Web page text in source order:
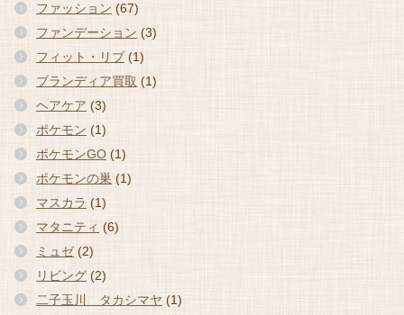
ファッション (67)
ファンデーション (3)
フィット・リブ (1)
ブランディア買取 (1)
ヘアケア (3)
ポケモン (1)
ポケモンGO (1)
ポケモンの巣 (1)
マスカラ (1)
マタニティ (6)
ミュゼ (2)
リビング (2)
二子玉川 タカシマヤ (1)